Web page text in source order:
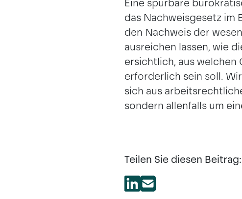
Eine spürbare
das Nachweisgesetz im
den Nachweis der
ausreichen lassen, wie
ersichtlich, aus
erforderlich sein soll.
sich aus
sondern allenfalls um
Teilen Sie diesen Beitrag: